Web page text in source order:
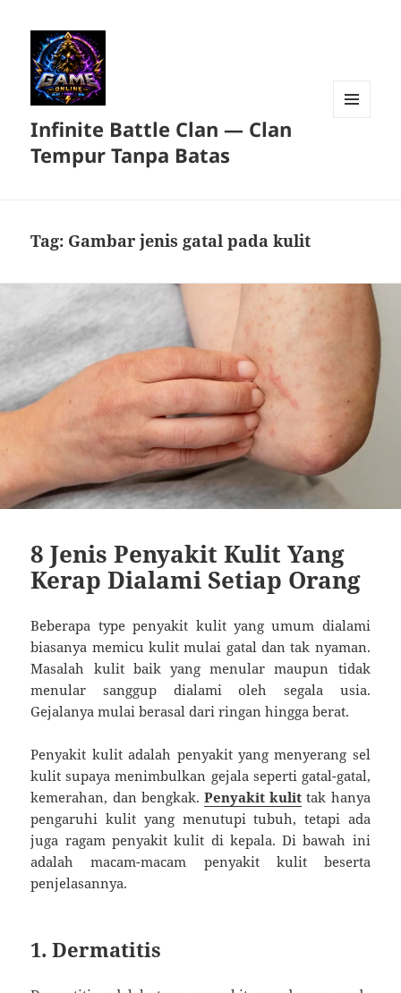
Infinite Battle Clan — Clan
Tempur Tanpa Batas
Tag: Gambar jenis gatal pada kulit
8 Jenis Penyakit Kulit Yang
Kerap Dialami Setiap Orang
Beberapa type penyakit kulit yang umum dialami
biasanya memicu kulit mulai gatal dan tak nyaman.
Masalah kulit baik yang menular maupun tidak
menular sanggup dialami oleh segala usia.
Gejalanya mulai berasal dari ringan hingga berat.
Penyakit kulit adalah penyakit yang menyerang sel
kulit supaya menimbulkan gejala seperti gatal-gatal,
kemerahan, dan bengkak. Penyakit kulit tak hanya
pengaruhi kulit yang menutupi tubuh, tetapi ada
juga ragam penyakit kulit di kepala. Di bawah ini
adalah macam-macam penyakit kulit beserta
penjelasannya.
1. Dermatitis